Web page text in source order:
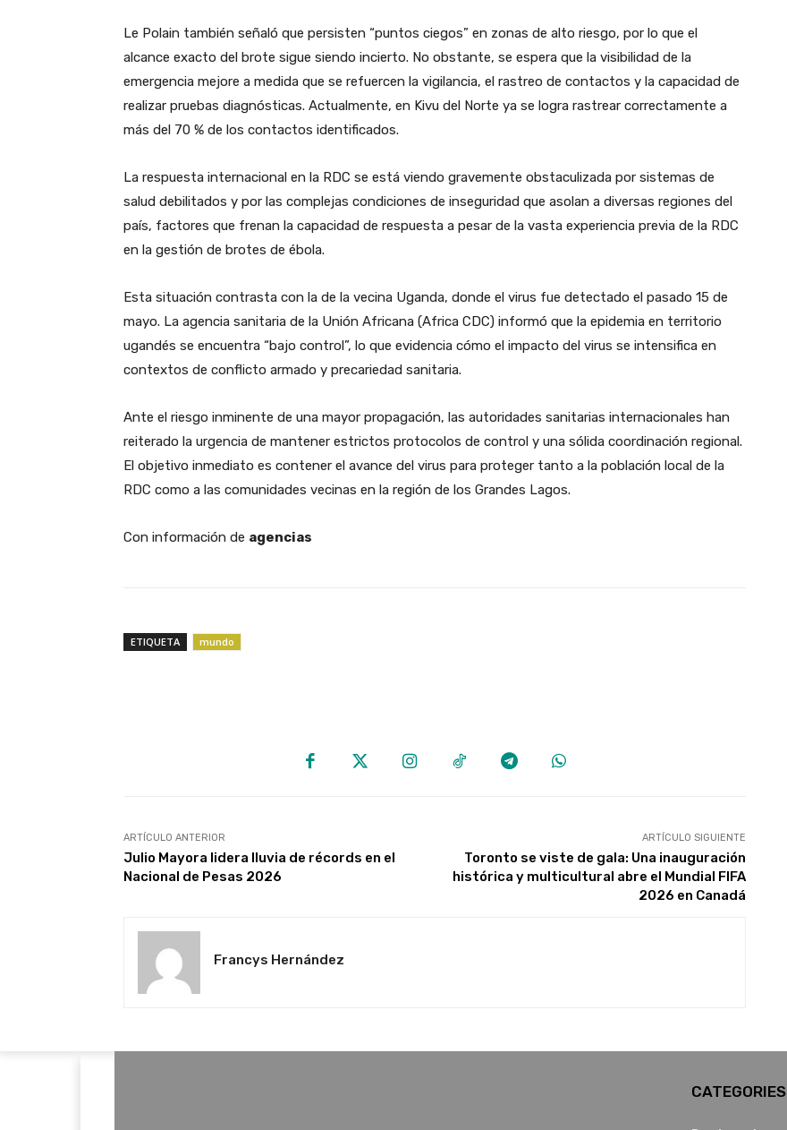
​Le Polain también señaló que persisten “puntos ciegos” en zonas de alto riesgo, por lo que el
alcance exacto del brote sigue siendo incierto. No obstante, se espera que la visibilidad de la
emergencia mejore a medida que se refuercen la vigilancia, el rastreo de contactos y la capacidad de
realizar pruebas diagnósticas. Actualmente, en Kivu del Norte ya se logra rastrear correctamente a
más del 70 % de los contactos identificados.
​La respuesta internacional en la RDC se está viendo gravemente obstaculizada por sistemas de
salud debilitados y por las complejas condiciones de inseguridad que asolan a diversas regiones del
país, factores que frenan la capacidad de respuesta a pesar de la vasta experiencia previa de la RDC
en la gestión de brotes de ébola.
​Esta situación contrasta con la de la vecina Uganda, donde el virus fue detectado el pasado 15 de
mayo. La agencia sanitaria de la Unión Africana (Africa CDC) informó que la epidemia en territorio
ugandés se encuentra “bajo control”, lo que evidencia cómo el impacto del virus se intensifica en
contextos de conflicto armado y precariedad sanitaria.
​Ante el riesgo inminente de una mayor propagación, las autoridades sanitarias internacionales han
reiterado la urgencia de mantener estrictos protocolos de control y una sólida coordinación regional.
El objetivo inmediato es contener el avance del virus para proteger tanto a la población local de la
RDC como a las comunidades vecinas en la región de los Grandes Lagos.
​Con información de agencias
ETIQUETA mundo
ARTÍCULO ANTERIOR
Julio Mayora lidera lluvia de récords en el
Nacional de Pesas 2026
ARTÍCULO SIGUIENTE
Toronto se viste de gala: Una inauguración
histórica y multicultural abre el Mundial FIFA
2026 en Canadá
Francys Hernández
CATEGORIES